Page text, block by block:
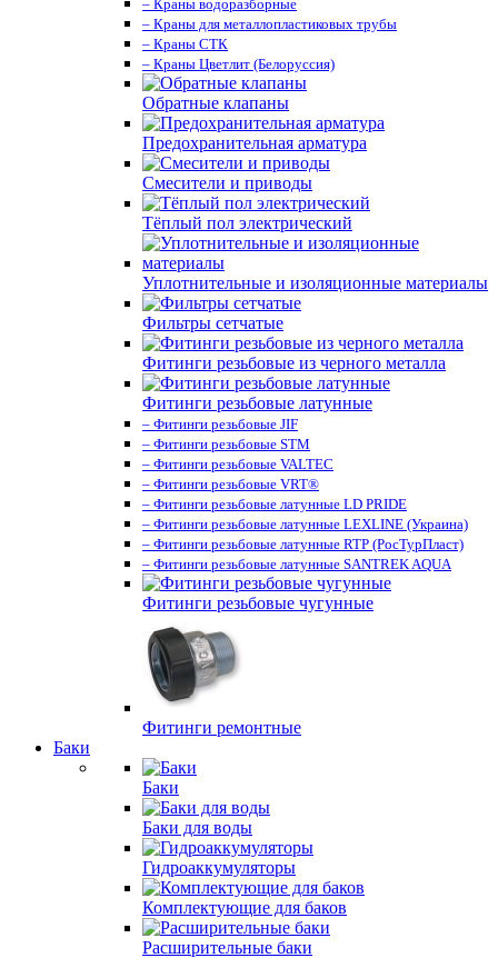
– Краны водоразборные
– Краны для металлопластиковых трубы
– Краны СТК
– Краны Цветлит (Белоруссия)
Обратные клапаны
Предохранительная арматура
Смесители и приводы
Тёплый пол электрический
Уплотнительные и изоляционные материалы
Фильтры сетчатые
Фитинги резьбовые из черного металла
Фитинги резьбовые латунные
– Фитинги резьбовые JIF
– Фитинги резьбовые STM
– Фитинги резьбовые VALTEC
– Фитинги резьбовые VRT®
– Фитинги резьбовые латунные LD PRIDE
– Фитинги резьбовые латунные LEXLINE (Украина)
– Фитинги резьбовые латунные RTP (РосТурПласт)
– Фитинги резьбовые латунные SANTREK AQUA
Фитинги резьбовые чугунные
Фитинги ремонтные
Баки
Баки
Баки для воды
Гидроаккумуляторы
Комплектующие для баков
Расширительные баки